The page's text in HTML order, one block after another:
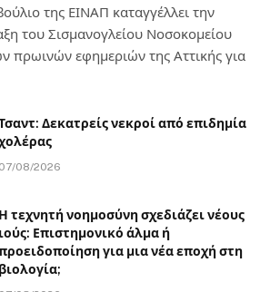
της ΕΙΝΑΠ καταγγέλλει την
του Σισμανογλείου Νοσοκομείου
πρωινών εφημεριών της Αττικής για
Δεκατρείς νεκροί από επιδημία
07/08/2026
Η τεχνητή νοημοσύνη σχεδιάζει νέους
ιούς: Επιστημονικό άλμα ή
για μια νέα εποχή στη
βιολογία;